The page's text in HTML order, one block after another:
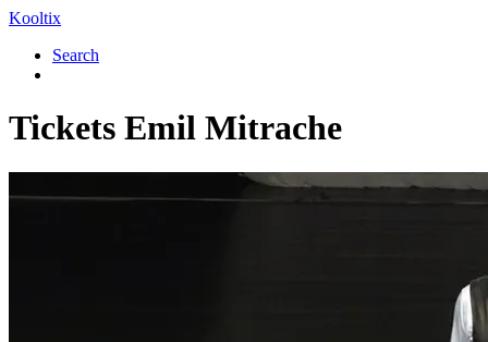
Kooltix
Search
Tickets Emil Mitrache